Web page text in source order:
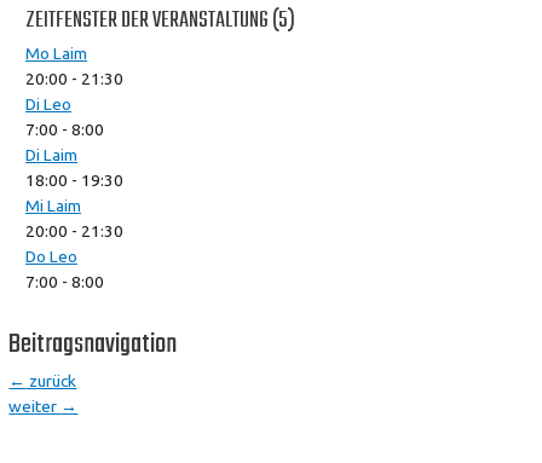
ZEITFENSTER DER VERANSTALTUNG (5)
Mo Laim
20:00 - 21:30
Di Leo
7:00 -8:00
Di Laim
18:00 - 19:30
Mi Laim
20:00 - 21:30
Do Leo
7:00 -8:00
Beitragsnavigation
← zurück
weiter →